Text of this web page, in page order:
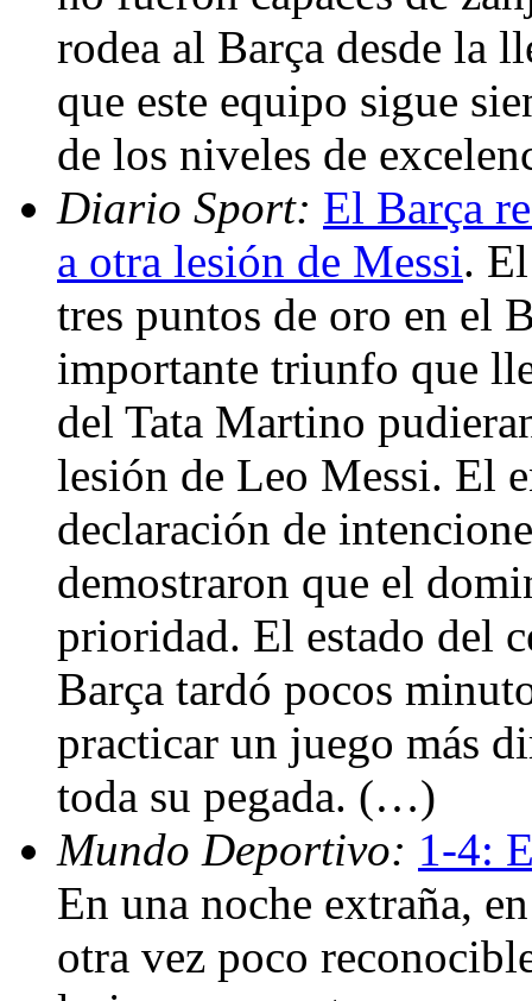
rodea al Barça desde la
que este equipo sigue
de los niveles de
Diario Sport: El Barça
a otra lesión de Messi.
tres puntos de oro en el
importante triunfo que
del Tata Martino
lesión de Leo Messi. El
declaración de
demostraron que el
prioridad. El estado del
Barça tardó pocos
practicar un juego más
toda su pegada. (…)
Mundo Deportivo: 1-4:
En una noche extraña,
otra vez poco